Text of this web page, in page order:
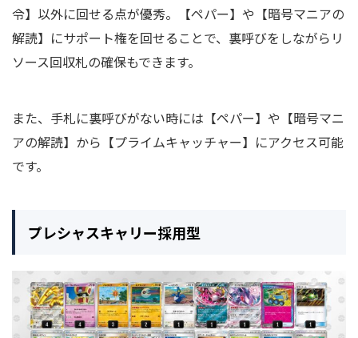
令】以外に回せる点が優秀。【ペパー】や【暗号マニアの
解読】にサポート権を回せることで、裏呼びをしながらリ
ソース回収札の確保もできます。
また、手札に裏呼びがない時には【ペパー】や【暗号マニ
アの解読】から【プライムキャッチャー】にアクセス可能
です。
プレシャスキャリー採用型